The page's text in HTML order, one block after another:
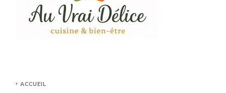
ACCUEIL